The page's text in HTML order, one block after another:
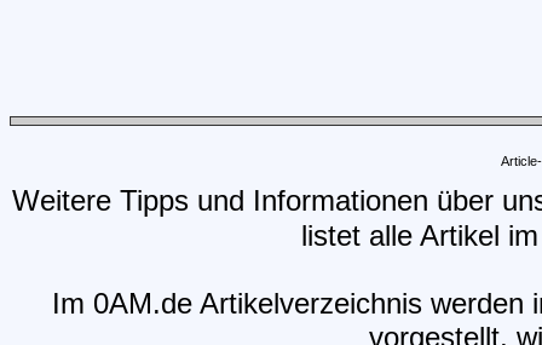
Weitere Tipps und Informationen über
listet alle Artikel
Im 0AM.de Artikelverzeichnis
vorgestellt,